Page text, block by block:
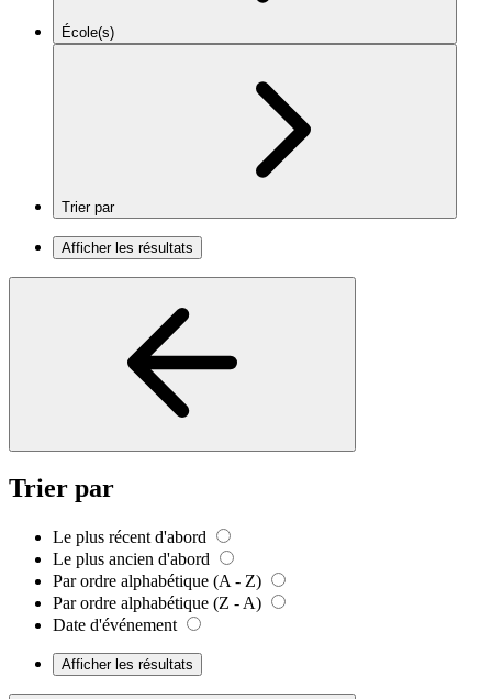
École(s)
Trier par
Afficher les résultats
Trier par
Le plus récent d'abord
Le plus ancien d'abord
Par ordre alphabétique (A - Z)
Par ordre alphabétique (Z - A)
Date d'événement
Afficher les résultats